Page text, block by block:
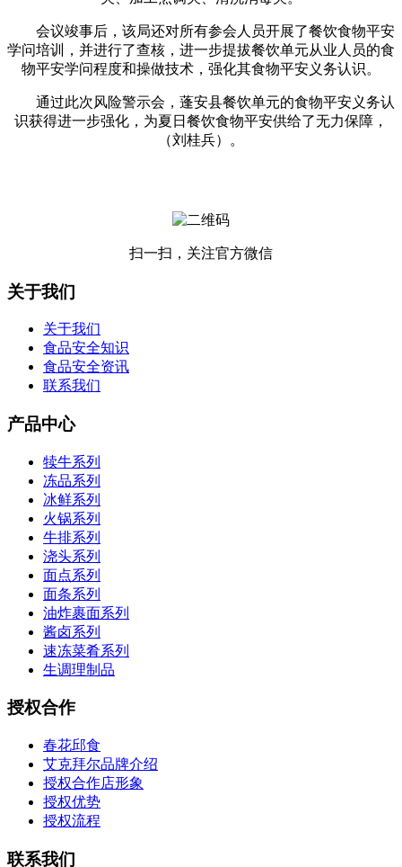
会议竣事后，该局还对所有参会人员开展了餐饮食物平安
学问培训，并进行了查核，进一步提拔餐饮单元从业人员的食
物平安学问程度和操做技术，强化其食物平安义务认识。
通过此次风险警示会，蓬安县餐饮单元的食物平安义务认
识获得进一步强化，为夏日餐饮食物平安供给了无力保障，
（刘桂兵）。
扫一扫，关注官方微信
关于我们
关于我们
食品安全知识
食品安全资讯
联系我们
产品中心
犊牛系列
冻品系列
冰鲜系列
火锅系列
牛排系列
浇头系列
面点系列
面条系列
油炸裹面系列
酱卤系列
速冻菜肴系列
生调理制品
授权合作
春花邱食
艾克拜尔品牌介绍
授权合作店形象
授权优势
授权流程
联系我们